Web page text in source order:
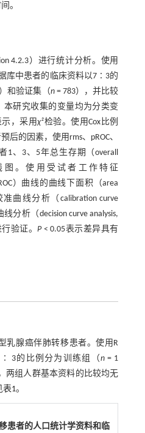
。
4.2.3）进行统计分析。使用
据库中患者的临床资料以7∶3的
和验证集（n= 783），并比较
本研究收集的变量均为分类变
示，采用χ²检验。使用Cox比例
后的因素，使用rms、pROC、
1、3、5年总生存期（overall
图。使用受试者工作特征
）曲线的曲线下面积（area
准曲线分析（calibration curve
分析（decision curve analysis,
行验证。P< 0.05表示差异具有
乳腺癌伴肺转移患者。使用R
3的比例分为训练组（ n= 1
两组人群基本资料的比较均无
表1。
患者的人口统计学资料和临